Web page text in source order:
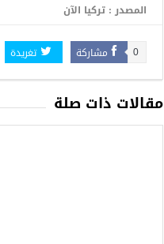
المصدر : تركيا الآن
مشاركة 0 تغريدة
مقالات ذات صلة